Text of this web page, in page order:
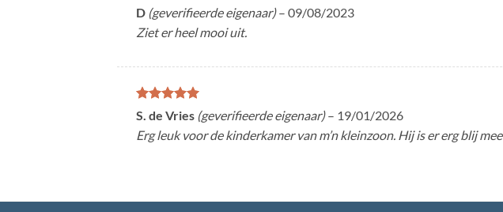
Gewaardeerd
5uit 5
D (geverifieerde eigenaar) – 09/08/2023
Ziet er heel mooi uit.
Gewaardeerd
5uit 5
S. de Vries (geverifieerde eigenaar) – 19/01/2026
Erg leuk voor de kinderkamer van m’n kleinzoon. Hij is er erg blij mee